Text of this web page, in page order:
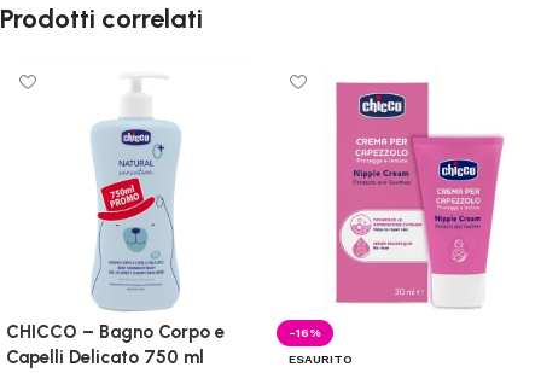
Prodotti correlati
CHICCO – Bagno Corpo e
Capelli Delicato 750 ml
-16%
ESAURITO